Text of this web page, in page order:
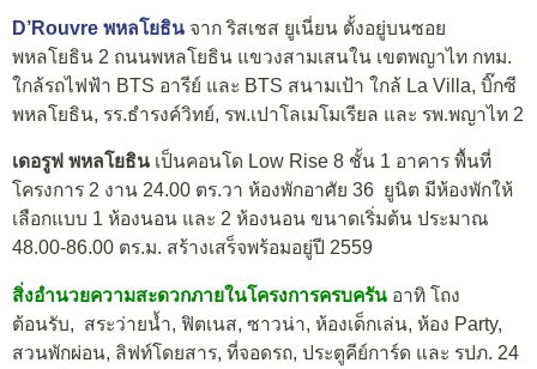
D’Rouvre พหลโยธิน จาก ริสเชส ยูเนี่ยน ตั้งอยู่บนซอย
พหลโยธิน 2 ถนนพหลโยธิน แขวงสามเสนใน เขตพญาไท กทม.
ใกล้รถไฟฟ้า BTS อารีย์ และ BTS สนามเป้า ใกล้ La Villa, บิ๊กซี
พหลโยธิน, รร.ธำรงค์วิทย์, รพ.เปาโลเมโมเรียล และ รพ.พญาไท 2
เดอรูฟ พหลโยธิน เป็นคอนโด Low Rise 8 ชั้น 1 อาคาร พื้นที่
โครงการ 2 งาน 24.00 ตร.วา ห้องพักอาศัย 36 ยูนิต มีห้องพักให้
เลือกแบบ 1 ห้องนอน และ 2 ห้องนอน ขนาดเริ่มต้น ประมาณ
48.00-86.00 ตร.ม. สร้างเสร็จพร้อมอยู่ปี 2559
สิ่งอำนวยความสะดวกภายในโครงการครบครัน อาทิ โถง
ต้อนรับ, สระว่ายน้ำ, ฟิตเนส, ซาวน่า, ห้องเด็กเล่น, ห้อง Party,
สวนพักผ่อน, ลิฟท์โดยสาร, ที่จอดรถ, ประตูคีย์การ์ด และ รปภ. 24